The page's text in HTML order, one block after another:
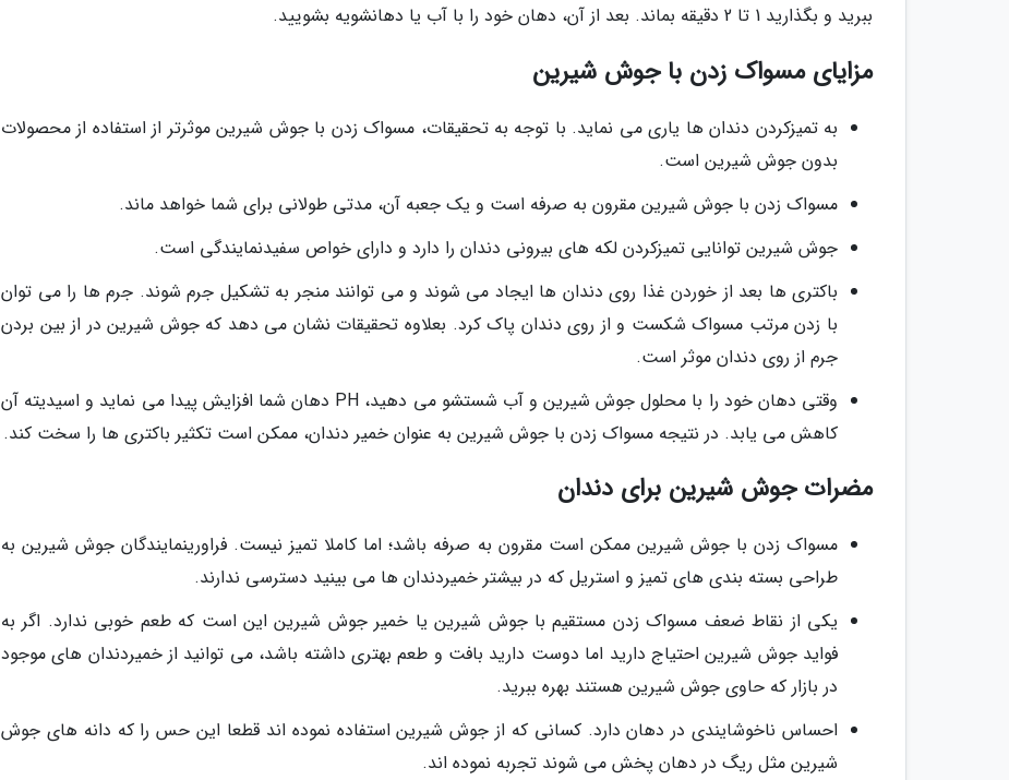
ببرید و بگذارید 1 تا 2 دقیقه بماند. بعد از آن، دهان خود را با آب یا دهانشویه بشویید.
مزایای مسواک زدن با جوش شیرین
به تمیزکردن دندان ها یاری می نماید. با توجه به تحقیقات، مسواک زدن با جوش شیرین موثرتر از استفاده از محصولات
بدون جوش شیرین است.
مسواک زدن با جوش شیرین مقرون به صرفه است و یک جعبه آن، مدتی طولانی برای شما خواهد ماند.
جوش شیرین توانایی تمیزکردن لکه های بیرونی دندان را دارد و دارای خواص سفیدنمایندگی است.
باکتری ها بعد از خوردن غذا روی دندان ها ایجاد می شوند و می توانند منجر به تشکیل جرم شوند. جرم ها را می توان
با زدن مرتب مسواک شکست و از روی دندان پاک کرد. بعلاوه تحقیقات نشان می دهد که جوش شیرین در از بین بردن
جرم از روی دندان موثر است.
وقتی دهان خود را با محلول جوش شیرین و آب شستشو می دهید، PH دهان شما افزایش پیدا می نماید و اسیدیته آن
کاهش می یابد. در نتیجه مسواک زدن با جوش شیرین به عنوان خمیر دندان، ممکن است تکثیر باکتری ها را سخت کند.
مضرات جوش شیرین برای دندان
مسواک زدن با جوش شیرین ممکن است مقرون به صرفه باشد؛ اما کاملا تمیز نیست. فراورینمایندگان جوش شیرین به
طراحی بسته بندی های تمیز و استریل که در بیشتر خمیردندان ها می بینید دسترسی ندارند.
یکی از نقاط ضعف مسواک زدن مستقیم با جوش شیرین یا خمیر جوش شیرین این است که طعم خوبی ندارد. اگر به
فواید جوش شیرین احتیاج دارید اما دوست دارید بافت و طعم بهتری داشته باشد، می توانید از خمیردندان های موجود
در بازار که حاوی جوش شیرین هستند بهره ببرید.
احساس ناخوشایندی در دهان دارد. کسانی که از جوش شیرین استفاده نموده اند قطعا این حس را که دانه های جوش
شیرین مثل ریگ در دهان پخش می شوند تجربه نموده اند.